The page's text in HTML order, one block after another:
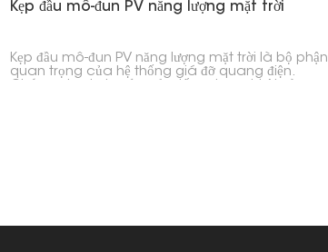
Kẹp đầu mô-đun PV năng lượng mặt trời
Kẹp đầu mô-đun PV năng lượng mặt trời là bộ phận
quan trọng của hệ thống giá đỡ quang điện.